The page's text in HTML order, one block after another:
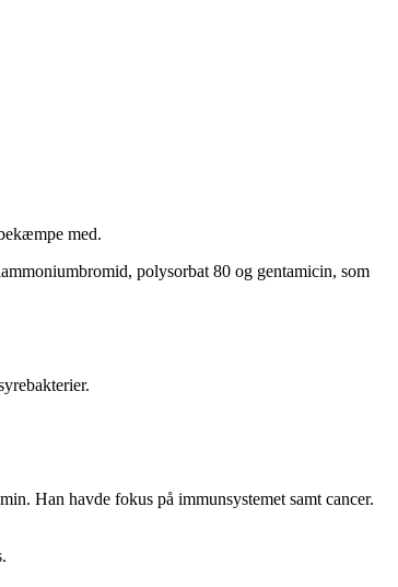
med.
polysorbat 80 og gentamicin, som
Han havde fokus på immunsystemet samt cancer.